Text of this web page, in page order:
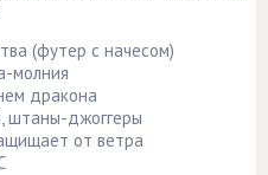
(футер с начесом)
молния
дракона
штаны-джоггеры
от ветра